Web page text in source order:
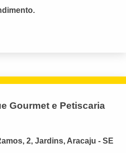
Gourmet e Petiscaria
2, Jardins, Aracaju - SE